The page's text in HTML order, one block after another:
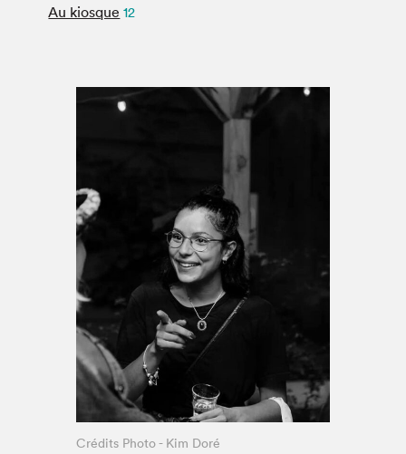
Espace enseignant·e·s
Au kiosque 12
Crédits Photo - Kim Doré